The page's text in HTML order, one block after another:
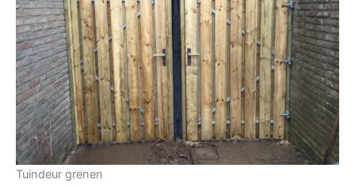
Tuindeur grenen